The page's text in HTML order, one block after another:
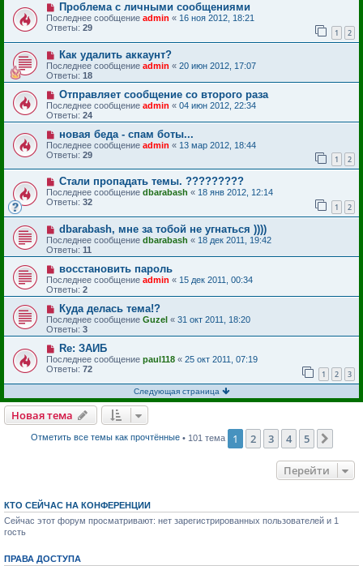
Проблема с личными сообщениями
Последнее сообщение admin « 16 ноя 2012, 18:21
Ответы: 29 1 2
Как удалить аккаунт?
Последнее сообщение admin « 20 июн 2012, 17:07
Ответы: 18
Отправляет сообщение со второго раза
Последнее сообщение admin « 04 июн 2012, 22:34
Ответы: 24
новая беда - спам боты...
Последнее сообщение admin « 13 мар 2012, 18:44
Ответы: 29 1 2
Стали пропадать темы. ?????????
Последнее сообщение dbarabash « 18 янв 2012, 12:14
Ответы: 32 1 2
dbarabash, мне за тобой не угнаться ))))
Последнее сообщение dbarabash « 18 дек 2011, 19:42
Ответы: 11
восстановить пароль
Последнее сообщение admin « 15 дек 2011, 00:34
Ответы: 2
Куда делась тема!?
Последнее сообщение Guzel « 31 окт 2011, 18:20
Ответы: 3
Re: ЗАИБ
Последнее сообщение paul118 « 25 окт 2011, 07:19
Ответы: 72 1 2 3
Следующая страница
Новая тема
Отметить все темы как прочтённые• 101 тема 1 2 3 4 5
Перейти
КТО СЕЙЧАС НА КОНФЕРЕНЦИИ
Сейчас этот форум просматривают: нет зарегистрированных пользователей и 1
гость
ПРАВА ДОСТУПА